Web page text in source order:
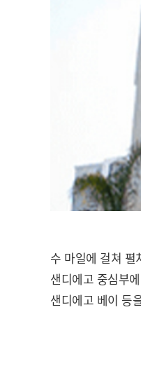
수 마일에 걸쳐
샌디에고 중심부
샌디에고 베이 등